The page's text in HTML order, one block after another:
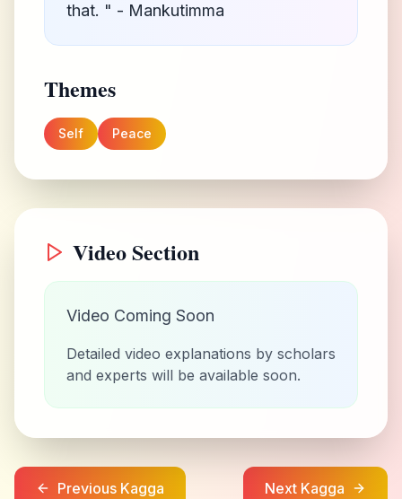
that. " - Mankutimma
Themes
Self Peace
Video Section
Video Coming Soon
Detailed video explanations by scholars
and experts will be available soon.
Previous Kagga Next Kagga